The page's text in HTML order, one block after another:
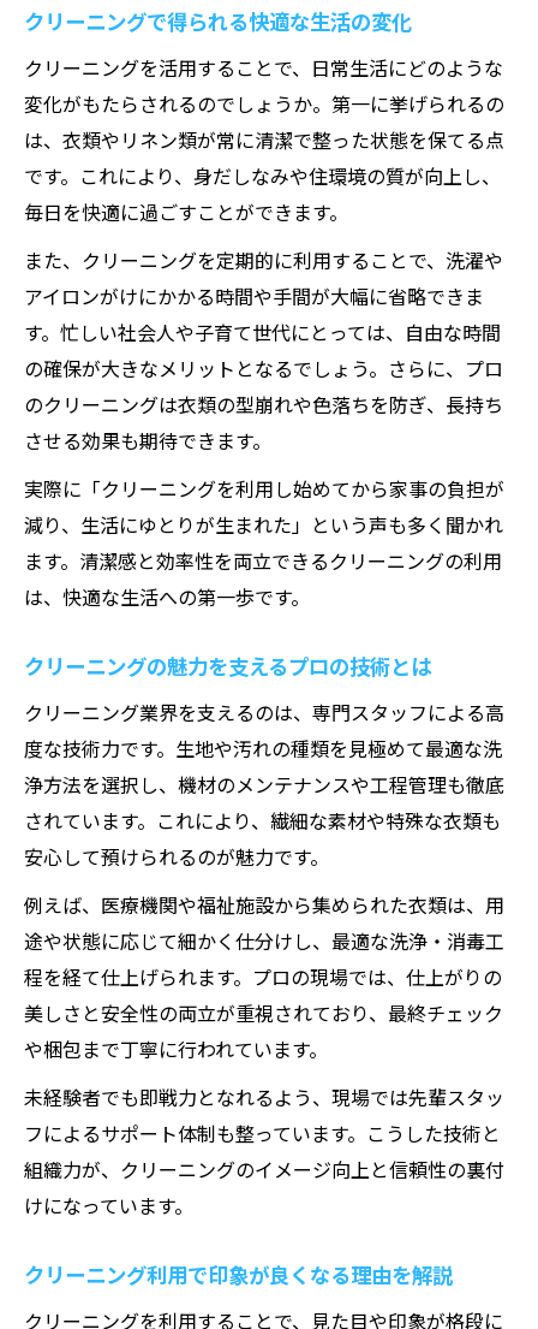
衣類管理に役立つクリーニングの強みとは
クリーニングが衣類管理にもたらすメリッ
ト紹介
クリーニングで大切な衣類を長持ちさせる
コツ
クリーニング活用で衣類整理がスムーズに
なる理由
クリーニングのプロが語る衣類管理の工夫
クリーニングサービスでクローゼットが快
適に
清潔感を求めるならクリーニングの選択肢も
活用法
クリーニングで清潔な生活を実現するポイ
ント
解説
クリーニングの多彩な選択肢で清潔感アッ
プ
クリーニングを活用した衛生的な暮らしの
工夫
クリーニングの利点を実生活で実感する方法
クリーニングの利点を日常で体験するアイ
デア
クリーニングのメリットを最大限引き出す
コツ
クリーニングの利点は何ですか？実体験か
ら解説
クリーニングの活用で感じる日々の快適さ
クリーニングサービスの利点を家族で共有
しよう
クリーニングで得られる快適な生活の変化
クリーニングを活用することで、日常生活にどのような
変化がもたらされるのでしょうか。第一に挙げられるの
は、衣類やリネン類が常に清潔で整った状態を保てる点
です。これにより、身だしなみや住環境の質が向上し、
毎日を快適に過ごすことができます。
また、クリーニングを定期的に利用することで、洗濯や
アイロンがけにかかる時間や手間が大幅に省略できま
す。忙しい社会人や子育て世代にとっては、自由な時間
の確保が大きなメリットとなるでしょう。さらに、プロ
のクリーニングは衣類の型崩れや色落ちを防ぎ、長持ち
させる効果も期待できます。
実際に「クリーニングを利用し始めてから家事の負担が
減り、生活にゆとりが生まれた」という声も多く聞かれ
ます。清潔感と効率性を両立できるクリーニングの利用
は、快適な生活への第一歩です。
クリーニングの魅力を支えるプロの技術とは
クリーニング業界を支えるのは、専門スタッフによる高
度な技術力です。生地や汚れの種類を見極めて最適な洗
浄方法を選択し、機材のメンテナンスや工程管理も徹底
されています。これにより、繊細な素材や特殊な衣類も
安心して預けられるのが魅力です。
例えば、医療機関や福祉施設から集められた衣類は、用
途や状態に応じて細かく仕分けし、最適な洗浄・消毒工
程を経て仕上げられます。プロの現場では、仕上がりの
美しさと安全性の両立が重視されており、最終チェック
や梱包まで丁寧に行われています。
未経験者でも即戦力となれるよう、現場では先輩スタッ
フによるサポート体制も整っています。こうした技術と
組織力が、クリーニングのイメージ向上と信頼性の裏付
けになっています。
クリーニング利用で印象が良くなる理由を解説
クリーニングを利用することで、見た目や印象が格段に